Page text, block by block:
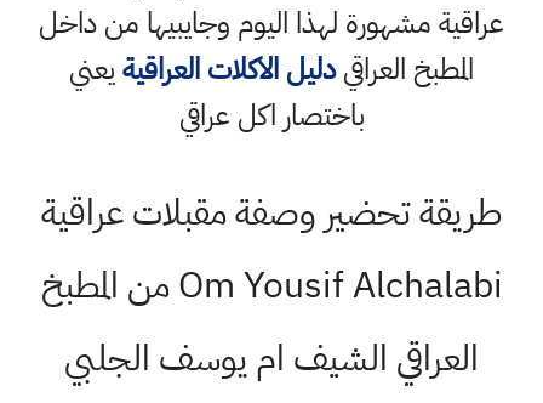
عراقية مشهورة لهذا اليوم وجايبيها من داخل
المطبخ العراقيدليل الاكلات العراقيةيعني
باختصار اكل عراقي
طريقة تحضير وصفة مقبلات عراقية
Om Yousif Alchalabi من المطبخ
العراقي الشيف ام يوسف الجلبي